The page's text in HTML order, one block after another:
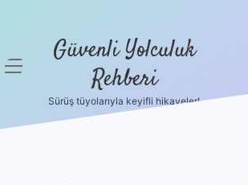
menüyü Güvenli Yolculuk
Rehberi
Sürüş tüyolarıyla keyifli hikayeler!